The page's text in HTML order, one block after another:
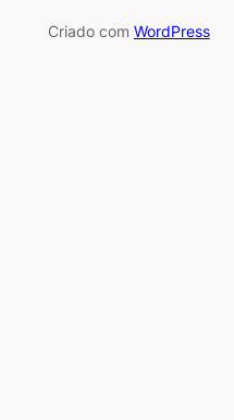
Criado com WordPress